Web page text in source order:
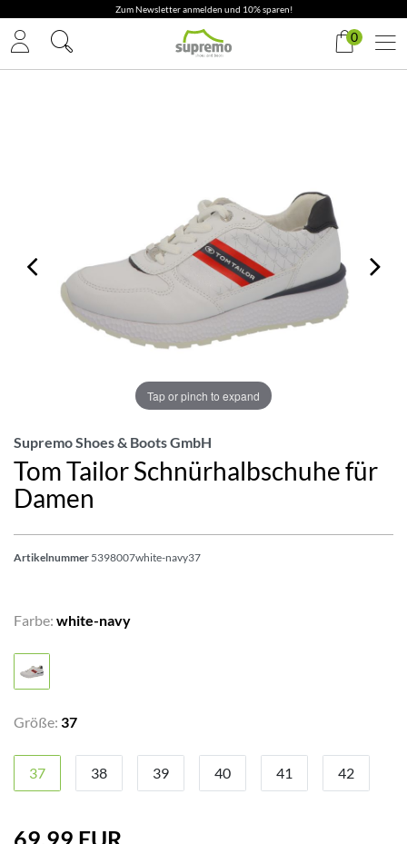
Zum Newsletter anmelden und 10% sparen!
0
Tap or pinch to expand
Supremo Shoes & Boots GmbH
Tom Tailor Schnürhalbschuhe für
Damen
Artikelnummer 5398007white-navy37
Farbe: white-navy
Größe: 37
37 38 39 40 41 42